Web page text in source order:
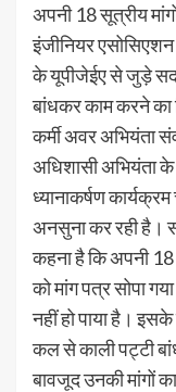
अपनी 18 सूत्रीय
इंजीनियर
के यूपीजेईए से जुड़े
बांधकर काम करने का
कर्मी अवर अभियंता
अधिशासी अभियंता के
ध्यानाकर्षण
अनसुना कर रही है।
कहना है कि अपनी
को मांग पत्र सोपा
नहीं हो पाया है।
कल से काली पट्टी
बावजूद उनकी मांगों